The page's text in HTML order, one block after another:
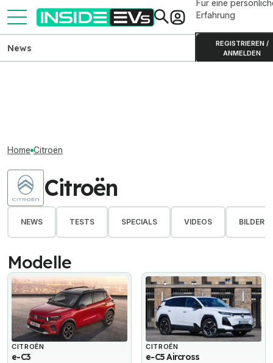
Für eine
Erfahrung
REGISTRIEREN /
ANMELDEN
News
Home Citroën
Citroën
NEWS TESTS SPECIALS VIDEOS BILDER
Modelle
CITROËN
e-C3
CITROËN
e-C5 Aircross